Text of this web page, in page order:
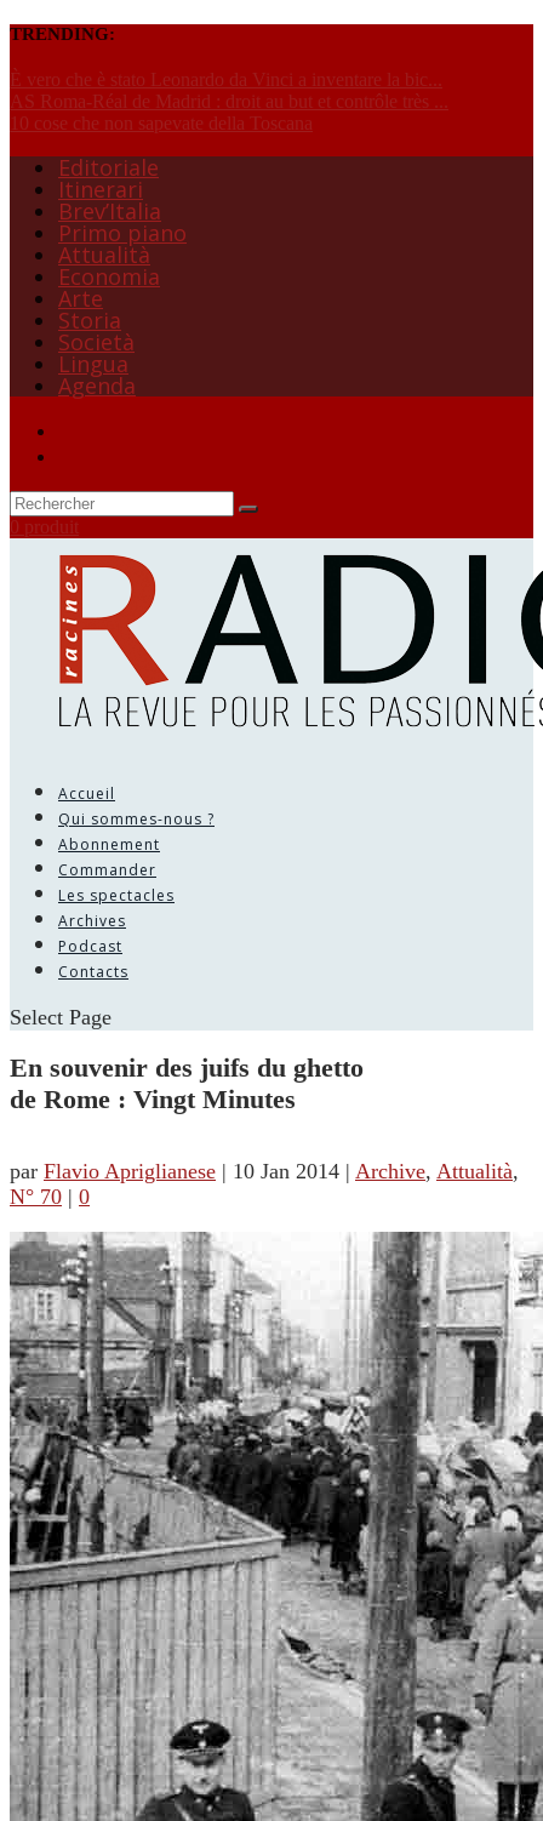
TRENDING:
È vero che è stato Leonardo da Vinci a inventare la bic...
AS Roma-Réal de Madrid : droit au but et contrôle très ...
10 cose che non sapevate della Toscana
Editoriale
Itinerari
Brev’Italia
Primo piano
Attualità
Economia
Arte
Storia
Società
Lingua
Agenda
0 produit
Accueil
Qui sommes-nous ?
Abonnement
Commander
Les spectacles
Archives
Podcast
Contacts
Select Page
En souvenir des juifs du ghetto
de Rome : Vingt Minutes
par Flavio Apriglianese | 10 Jan 2014 | Archive, Attualità,
N° 70 | 0